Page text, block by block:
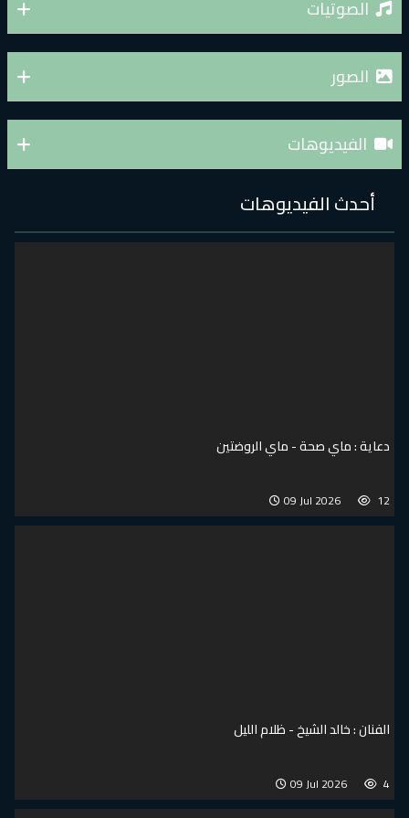
الصوتيات
الصور
الفيديوهات
أحدث الفيديوهات
دعاية : ماي صحة - ماي الروضتين
12
09 Jul 2026
الفنان : خالد الشيخ - ظلام الليل
09 Jul 2026